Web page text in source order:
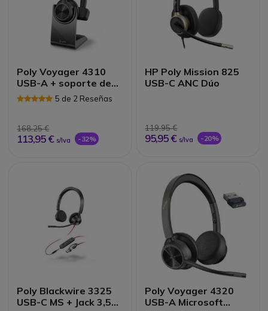
Poly Voyager 4310
USB-A + soporte de
carga
5 de 2 Reseñas
168,25 €
113,95 € s/Iva -32%
HP Poly Mission 825
USB-C ANC Dúo
119,95 €
95,95 € s/Iva -20%
Poly Blackwire 3325
USB-C MS + Jack 3,5
Poly Voyager 4320
USB-A Microsoft